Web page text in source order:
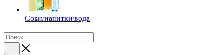
Соки/напитки/вода